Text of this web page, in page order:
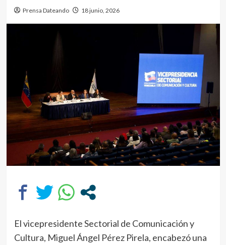
Prensa Dateando 18 junio, 2026
El vicepresidente Sectorial de Comunicación y
Cultura, Miguel Ángel Pérez Pirela, encabezó una